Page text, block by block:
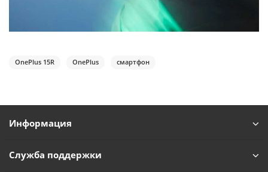
OnePlus 15R OnePlus смартфон
Информация
Служба поддержки
Чем можем помочь?